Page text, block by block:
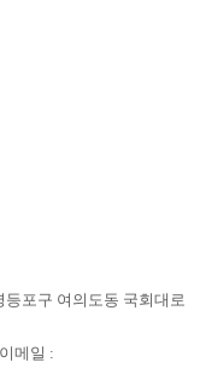
포구 여의도동 국회대로
메일 :